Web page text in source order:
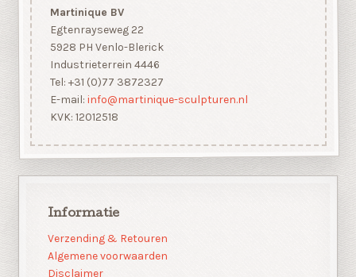
Martinique BV
Egtenrayseweg 22
5928 PH Venlo-Blerick
Industrieterrein 4446
Tel: +31 (0)77 3872327
E-mail: info@martinique-sculpturen.nl
KVK: 12012518
Informatie
Verzending & Retouren
Algemene voorwaarden
Disclaimer